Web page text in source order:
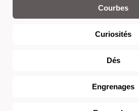
Courbes
Curiosités
Dés
Engrenages